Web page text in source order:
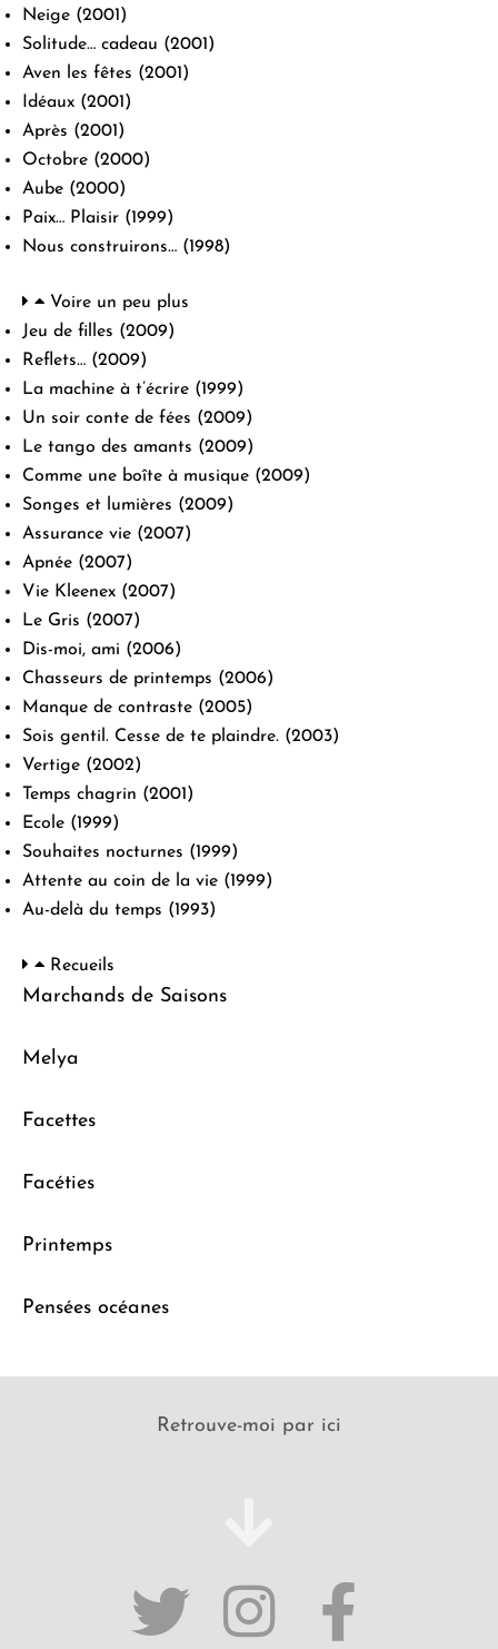
Neige (2001)
Solitude… cadeau (2001)
Aven les fêtes (2001)
Idéaux (2001)
Après (2001)
Octobre (2000)
Aube (2000)
Paix… Plaisir (1999)
Nous construirons… (1998)
Voire un peu plus
Jeu de filles (2009)
Reflets… (2009)
La machine à t’écrire (1999)
Un soir conte de fées (2009)
Le tango des amants (2009)
Comme une boîte à musique (2009)
Songes et lumières (2009)
Assurance vie (2007)
Apnée (2007)
Vie Kleenex (2007)
Le Gris (2007)
Dis-moi, ami (2006)
Chasseurs de printemps (2006)
Manque de contraste (2005)
Sois gentil. Cesse de te plaindre. (2003)
Vertige (2002)
Temps chagrin (2001)
Ecole (1999)
Souhaites nocturnes (1999)
Attente au coin de la vie (1999)
Au-delà du temps (1993)
Recueils
Marchands de Saisons
Melya
Facettes
Facéties
Printemps
Pensées océanes
Retrouve-moi par ici